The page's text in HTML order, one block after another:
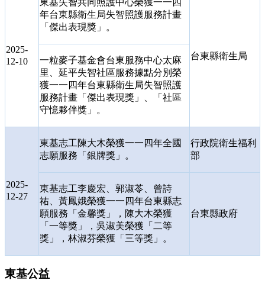
2025-
12-10
年台東縣衛生局失智照護服務計畫
「傑出表現獎」。
台東縣衛生局
一粒麥子基金會台東服務中心太麻
里、延平失智社區服務據點分別榮
獲一一四年台東縣衛生局失智照護
服務計畫「傑出表現獎」、「社區
守憶夥伴獎」。
2025-
12-27
東基志工陳大木榮獲一一四年全國
志願服務「銀牌獎」。
行政院衛生福利
部
東基志工李慶宏、郭淑苓、曾詩
祐、黃鳳娥榮獲一一四年台東縣志
願服務「金馨獎」，陳大木榮獲
「一等獎」，吳淑美榮獲「二等
獎」，林淑芬榮獲「三等獎」。
台東縣政府
東基公益